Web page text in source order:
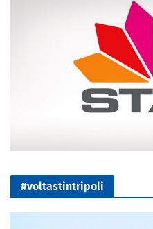
#voltastintripoli